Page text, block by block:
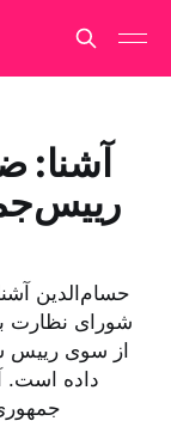
آشنا:
حسام‌الدین
شورای نظارت
از سوی رییس
داده است.